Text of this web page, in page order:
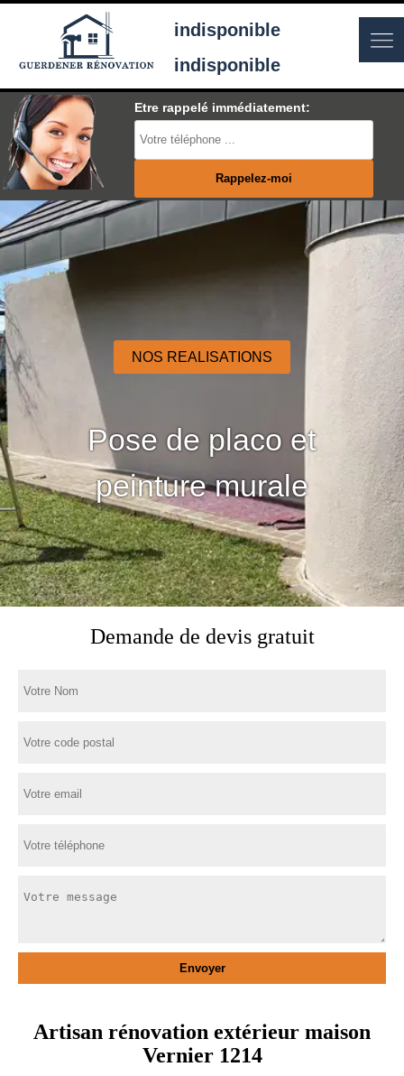
indisponible
indisponible
Etre rappelé immédiatement:
NOS REALISATIONS
Pose de placo et
peinture murale
Demande de devis gratuit
Artisan rénovation extérieur maison
Vernier 1214